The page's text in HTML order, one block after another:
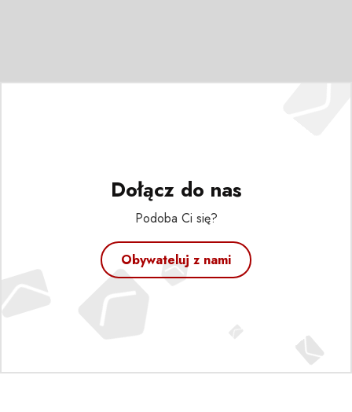
Dołącz do nas
Podoba Ci się?
Obywateluj z nami